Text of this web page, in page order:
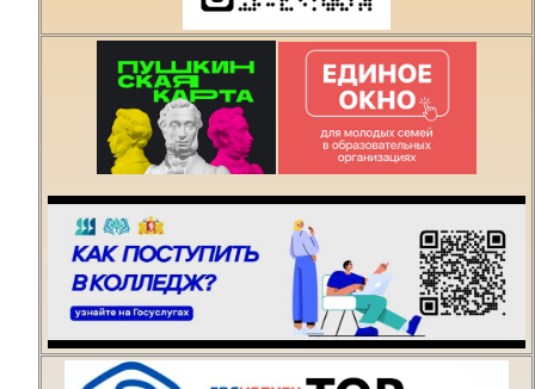
процесса или знаете,
как сделать техникум
лучше?
Написать о проблеме